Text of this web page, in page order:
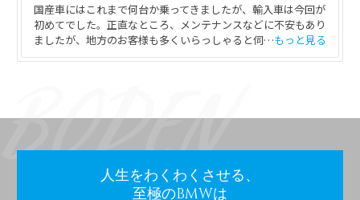
国産車にはこれまで何台か乗ってきましたが、輸入車は今回が
初めてでした。正直なところ、メンテナンスなどに不安もあり
ましたが、地方のお客様も多くいらっしゃると伺…もっと見る
人生をわくわくさせる、
至極のBMWは